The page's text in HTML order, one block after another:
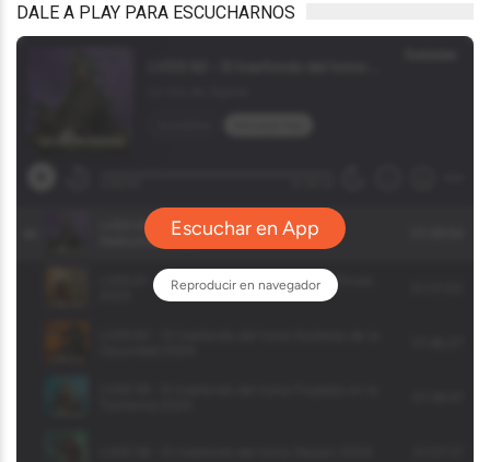
DALE A PLAY PARA ESCUCHARNOS